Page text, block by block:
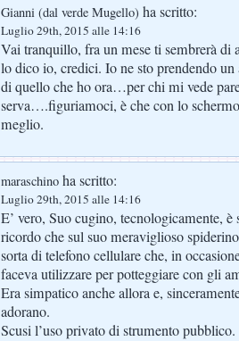
Gianni (dal verde Mugello) ha scritto:
Luglio 29th, 2015 alle 14:16
Vai tranquillo, fra un mese ti sembrerà di
lo dico io, credici. Io ne sto prendendo
di quello che ho ora…per chi mi vede
serva….figuriamoci, è che con lo
meglio.
maraschino ha scritto:
Luglio 29th, 2015 alle 14:16
E’ vero, Suo cugino, tecnologicamente,
ricordo che sul suo meraviglioso
sorta di telefono cellulare che, in
faceva utilizzare per potteggiare con gli
Era simpatico anche allora e,
adorano.
Scusi l’uso privato di strumento pubblico.